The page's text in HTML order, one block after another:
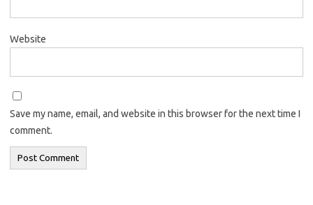
Website
Save my name, email, and website in this browser for the next time I
comment.